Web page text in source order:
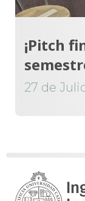
¡Pitch
27 de